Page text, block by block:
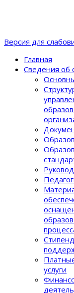
Версия для
Главная
Сведения об
услуги